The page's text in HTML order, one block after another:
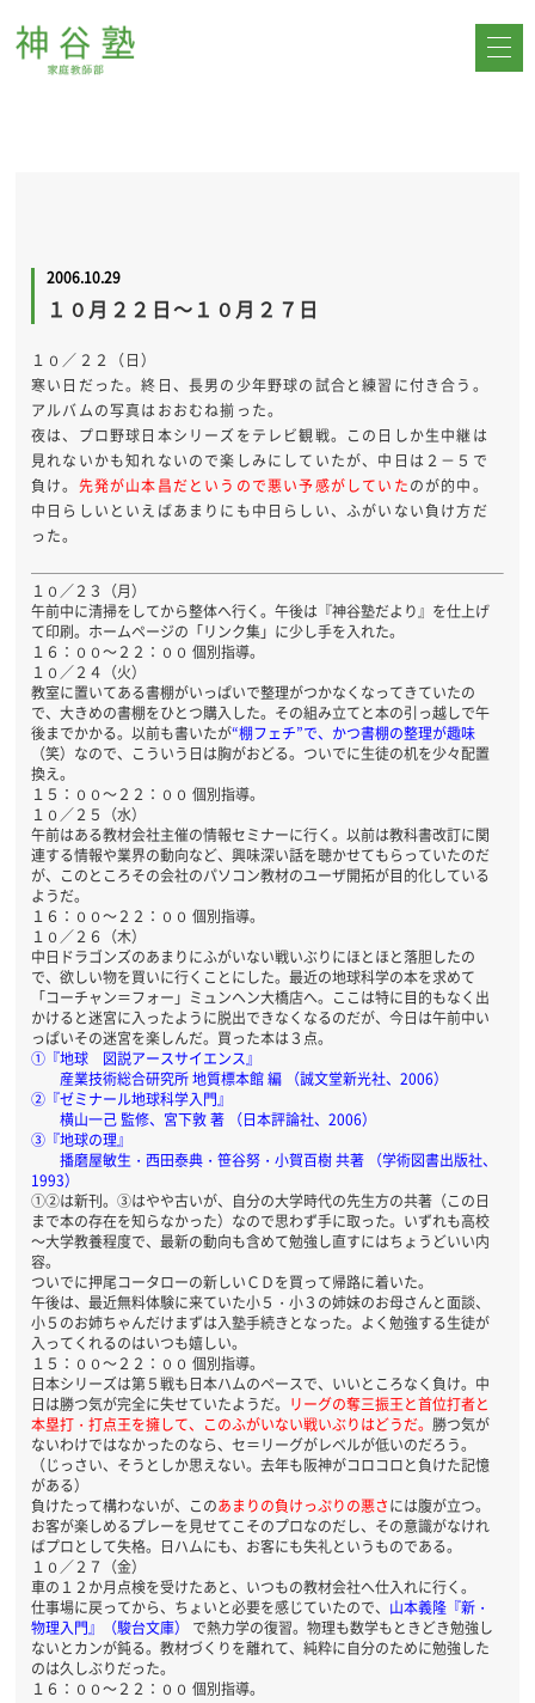
2006.10.29
１０月２２日～１０月２７日
１０／２２（日）
寒い日だった。終日、長男の少年野球の試合と練習に付き合う。
アルバムの写真はおおむね揃った。
夜は、プロ野球日本シリーズをテレビ観戦。この日しか生中継は
見れないかも知れないので楽しみにしていたが、中日は２－５で
負け。 先発が山本昌だというので悪い予感がしていたのが的中。
中日らしいといえばあまりにも中日らしい、ふがいない負け方だ
った。
１０／２３（月）
午前中に清掃をしてから整体へ行く。午後は『神谷塾だより』を仕上げ
て印刷。ホームページの「リンク集」に少し手を入れた。
１６：００～２２：００ 個別指導。
１０／２４（火）
教室に置いてある書棚がいっぱいで整理がつかなくなってきていたの
で、大きめの書棚をひとつ購入した。その組み立てと本の引っ越しで午
後までかかる。以前も書いたが“棚フェチ”で、かつ書棚の整理が趣味
（笑）なので、こういう日は胸がおどる。ついでに生徒の机を少々配置
換え。
１５：００～２２：００ 個別指導。
１０／２５（水）
午前はある教材会社主催の情報セミナーに行く。以前は教科書改訂に関
連する情報や業界の動向など、興味深い話を聴かせてもらっていたのだ
が、このところその会社のパソコン教材のユーザ開拓が目的化している
ようだ。
１６：００～２２：００ 個別指導。
１０／２６（木）
中日ドラゴンズのあまりにふがいない戦いぶりにほとほと落胆したの
で、欲しい物を買いに行くことにした。最近の地球科学の本を求めて
「コーチャン＝フォー」ミュンヘン大橋店へ。ここは特に目的もなく出
かけると迷宮に入ったように脱出できなくなるのだが、今日は午前中い
っぱいその迷宮を楽しんだ。買った本は３点。
①『地球 図説アースサイエンス』
産業技術総合研究所 地質標本館 編 （誠文堂新光社、2006）
②『ゼミナール地球科学入門』
横山一己 監修、宮下敦 著 （日本評論社、2006）
③『地球の理』
播磨屋敏生・西田泰典・笹谷努・小賀百樹 共著 （学術図書出版社、
1993）
①②は新刊。③はやや古いが、自分の大学時代の先生方の共著（この日
まで本の存在を知らなかった）なので思わず手に取った。いずれも高校
～大学教養程度で、最新の動向も含めて勉強し直すにはちょうどいい内
容。
ついでに押尾コータローの新しいＣＤを買って帰路に着いた。
午後は、最近無料体験に来ていた小５・小３の姉妹のお母さんと面談、
小５のお姉ちゃんだけまずは入塾手続きとなった。よく勉強する生徒が
入ってくれるのはいつも嬉しい。
１５：００～２２：００ 個別指導。
日本シリーズは第５戦も日本ハムのペースで、いいところなく負け。中
日は勝つ気が完全に失せていたようだ。 リーグの奪三振王と首位打者と
本塁打・打点王を擁して、このふがいない戦いぶりはどうだ。勝つ気が
ないわけではなかったのなら、セ＝リーグがレベルが低いのだろう。
（じっさい、そうとしか思えない。去年も阪神がコロコロと負けた記憶
がある）
負けたって構わないが、このあまりの負けっぷりの悪さには腹が立つ。
お客が楽しめるプレーを見せてこそのプロなのだし、その意識がなけれ
ばプロとして失格。日ハムにも、お客にも失礼というものである。
１０／２７（金）
車の１２か月点検を受けたあと、いつもの教材会社へ仕入れに行く。
仕事場に戻ってから、ちょいと必要を感じていたので、 山本義隆『新・
物理入門』（駿台文庫）
で熱力学の復習。物理も数学もときどき勉強し
ないとカンが鈍る。教材づくりを離れて、純粋に自分のために勉強した
のは久しぶりだった。
１６：００～２２：００ 個別指導。